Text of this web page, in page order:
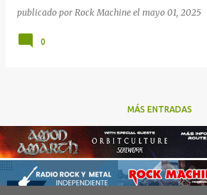
publicado por Rock Machine el mayo 01, 2025
0
MÁS ENTRADAS